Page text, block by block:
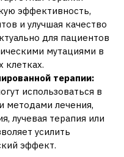
эффективность‚
и улучшая качество
для пациентов
мутациями в
клетках.
терапии:
использоваться в
методами лечения‚
лучевая терапия или
усилить
эффект.